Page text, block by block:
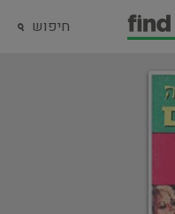
חיפוש